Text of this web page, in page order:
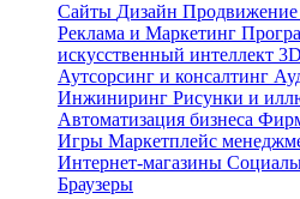
Сайты Дизайн Продвижение
Реклама и Маркетинг
искусственный интеллект
Аутсорсинг и консалтинг
Инжиниринг Рисунки и
Автоматизация бизнеса
Игры Маркетплейс
Интернет-магазины
Браузеры